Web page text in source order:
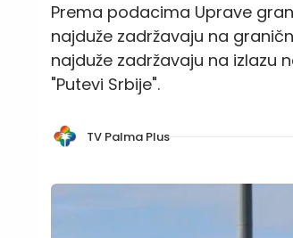
Prema podacima Uprave
najduže zadržavaju na
najduže zadržavaju na izlazu
"Putevi Srbije".
TV Palma Plus